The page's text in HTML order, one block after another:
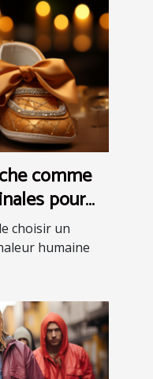
comme
pour
choisir un
humaine